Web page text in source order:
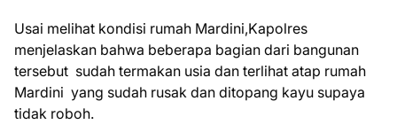
Usai melihat kondisi rumah Mardini,Kapolres
menjelaskan bahwa beberapa bagian dari bangunan
tersebut sudah termakan usia dan terlihat atap rumah
Mardini yang sudah rusak dan ditopang kayu supaya
tidak roboh.